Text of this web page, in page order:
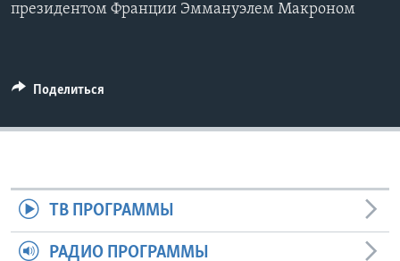
президентом Франции Эммануэлем Макроном
Поделиться
ТВ ПРОГРАММЫ
РАДИО ПРОГРАММЫ